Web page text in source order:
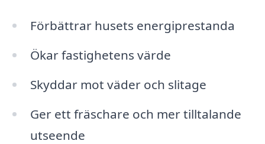
Förbättrar husets energiprestanda
Ökar fastighetens värde
Skyddar mot väder och slitage
Ger ett fräschare och mer tilltalande
utseende